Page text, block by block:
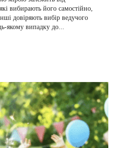
вибирають його самостійно,
довіряють вибір ведучого
якому випадку до...